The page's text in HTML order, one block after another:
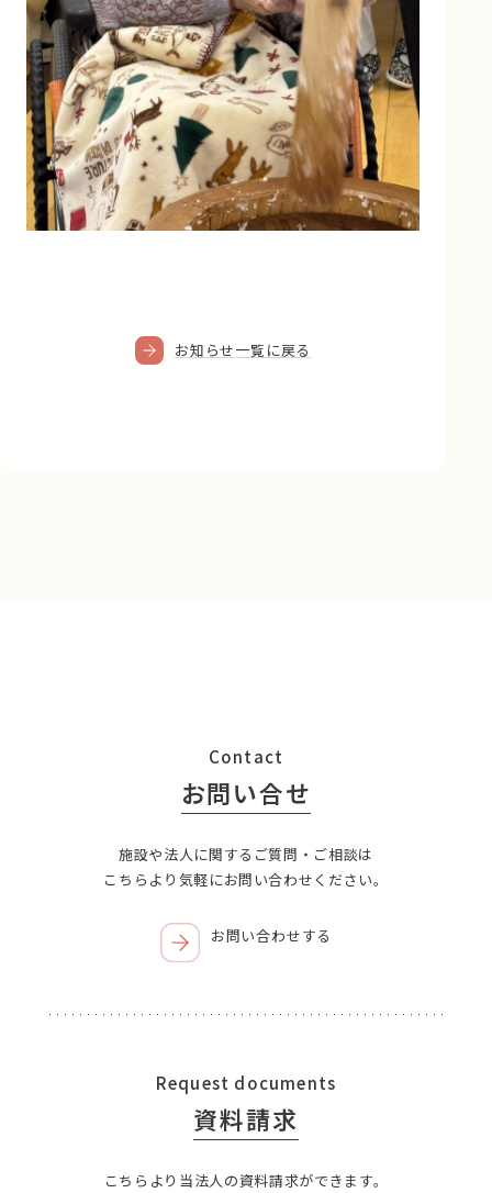
お知らせ一覧に戻る
Contact
お問い合せ
施設や法人に関するご質問・ご相談は
こちらより気軽にお問い合わせください。
お問い合わせする
Request documents
資料請求
こちらより当法人の資料請求ができます。